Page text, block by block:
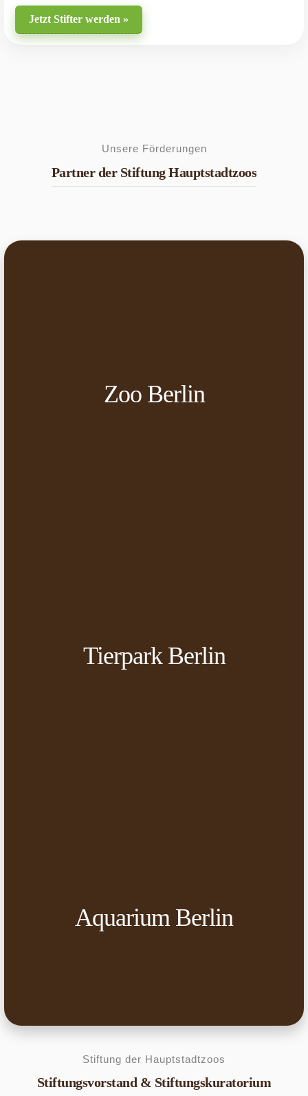
Jetzt Stifter werden »
Unsere Förderungen
Partner der Stiftung Hauptstadtzoos
Zoo Berlin
Tierpark Berlin
Aquarium Berlin
Stiftung der Hauptstadtzoos
Stiftungsvorstand & Stiftungskuratorium